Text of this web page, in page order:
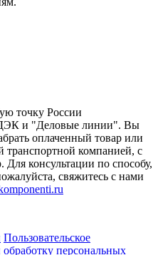
точку России
и "Деловые линии". Вы
оплаченный товар или
транспортной компанией, с
Для консультации по способу,
свяжитесь с нами
Пользовательское
персональных